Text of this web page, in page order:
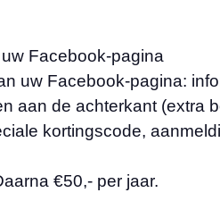
Facebook-pagina
uw Facebook-pagina:
aan de achterkant (extra
kortingscode,
€50,- per jaar.